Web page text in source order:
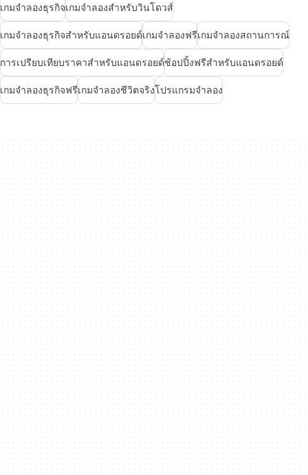
เกมจำลองธุรกิจเกมจำลองสำหรับวินโดวส์
เกมจำลองธุรกิจสำหรับแอนดรอยด์เกมจำลองฟรีเกมจำลองสถานการณ์
การเปรียบเทียบราคาสำหรับแอนดรอยด์ช้อปปิ้งฟรีสำหรับแอนดรอยด์
เกมจำลองธุรกิจฟรีเกมจำลองชีวิตจริงโปรแกรมจำลอง